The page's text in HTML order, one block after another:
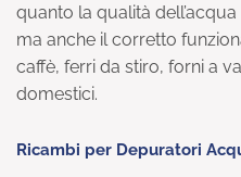
quanto la qualità
ma anche il corretto
caffè, ferri da stiro, forni a
domestici.
Ricambi per Depuratori